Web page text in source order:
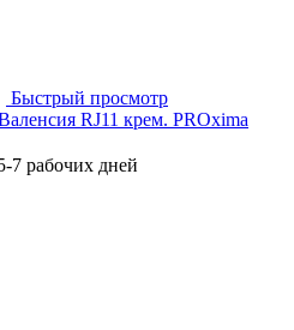
Быстрый просмотр
RJ11 крем. PROxima
7 рабочих дней